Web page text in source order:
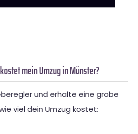
mein Umzug in Münster?
und erhalte eine grobe
viel dein Umzug kostet: